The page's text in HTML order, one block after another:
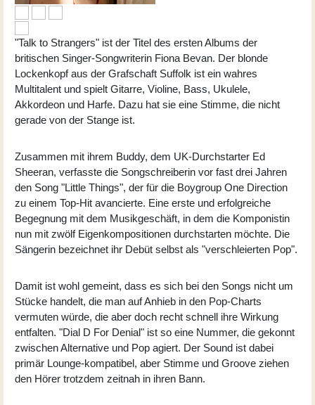
"Talk to Strangers" ist der Titel des ersten Albums der
britischen Singer-Songwriterin Fiona Bevan. Der blonde
Lockenkopf aus der Grafschaft Suffolk ist ein wahres
Multitalent und spielt Gitarre, Violine, Bass, Ukulele,
Akkordeon und Harfe. Dazu hat sie eine Stimme, die nicht
gerade von der Stange ist.
Zusammen mit ihrem Buddy, dem UK-Durchstarter Ed
Sheeran, verfasste die Songschreiberin vor fast drei Jahren
den Song "Little Things", der für die Boygroup One Direction
zu einem Top-Hit avancierte. Eine erste und erfolgreiche
Begegnung mit dem Musikgeschäft, in dem die Komponistin
nun mit zwölf Eigenkompositionen durchstarten möchte. Die
Sängerin bezeichnet ihr Debüt selbst als "verschleierten Pop".
Damit ist wohl gemeint, dass es sich bei den Songs nicht um
Stücke handelt, die man auf Anhieb in den Pop-Charts
vermuten würde, die aber doch recht schnell ihre Wirkung
entfalten. "Dial D For Denial" ist so eine Nummer, die gekonnt
zwischen Alternative und Pop agiert. Der Sound ist dabei
primär Lounge-kompatibel, aber Stimme und Groove ziehen
den Hörer trotzdem zeitnah in ihren Bann.